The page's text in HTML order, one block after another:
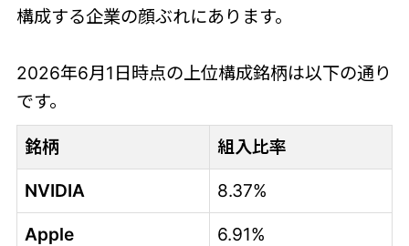
構成する企業の顔ぶれにあります。
2026年6月1日時点の上位構成銘柄は以下の通り
です。
銘柄
組入比率
NVIDIA
8.37%
Apple
6.91%